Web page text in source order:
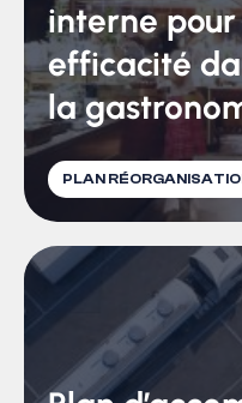
interne
efficacité
la
PLAN